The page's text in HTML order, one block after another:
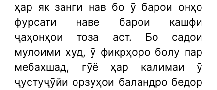
ҳар як занги нав бо ӯ барои онҳо
фурсати наве барои кашфи
ҷаҳонҳои тоза аст. Бо садои
мулоими худ, ӯ фикрҳоро болу пар
мебахшад, гӯё ҳар калимаи ӯ
ҷустуҷӯйи орзуҳои баландро бедор